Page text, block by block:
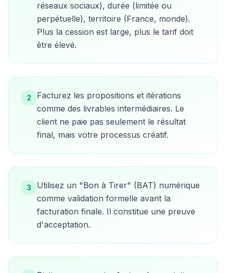
réseaux sociaux), durée (limitée ou
perpétuelle), territoire (France, monde).
Plus la cession est large, plus le tarif doit
être élevé.
2
Facturez les propositions et itérations
comme des livrables intermédiaires. Le
client ne paie pas seulement le résultat
final, mais votre processus créatif.
3
Utilisez un "Bon à Tirer" (BAT) numérique
comme validation formelle avant la
facturation finale. Il constitue une preuve
d'acceptation.